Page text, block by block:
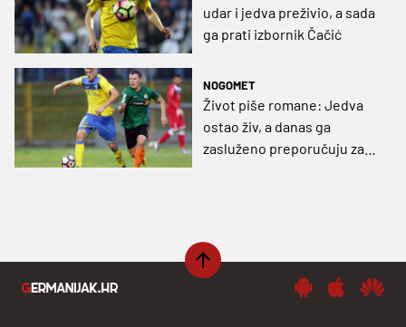
udar i jedva preživio, a sada
ga prati izbornik Čačić
NOGOMET
Život piše romane: Jedva
ostao živ, a danas ga
zasluženo preporučuju za